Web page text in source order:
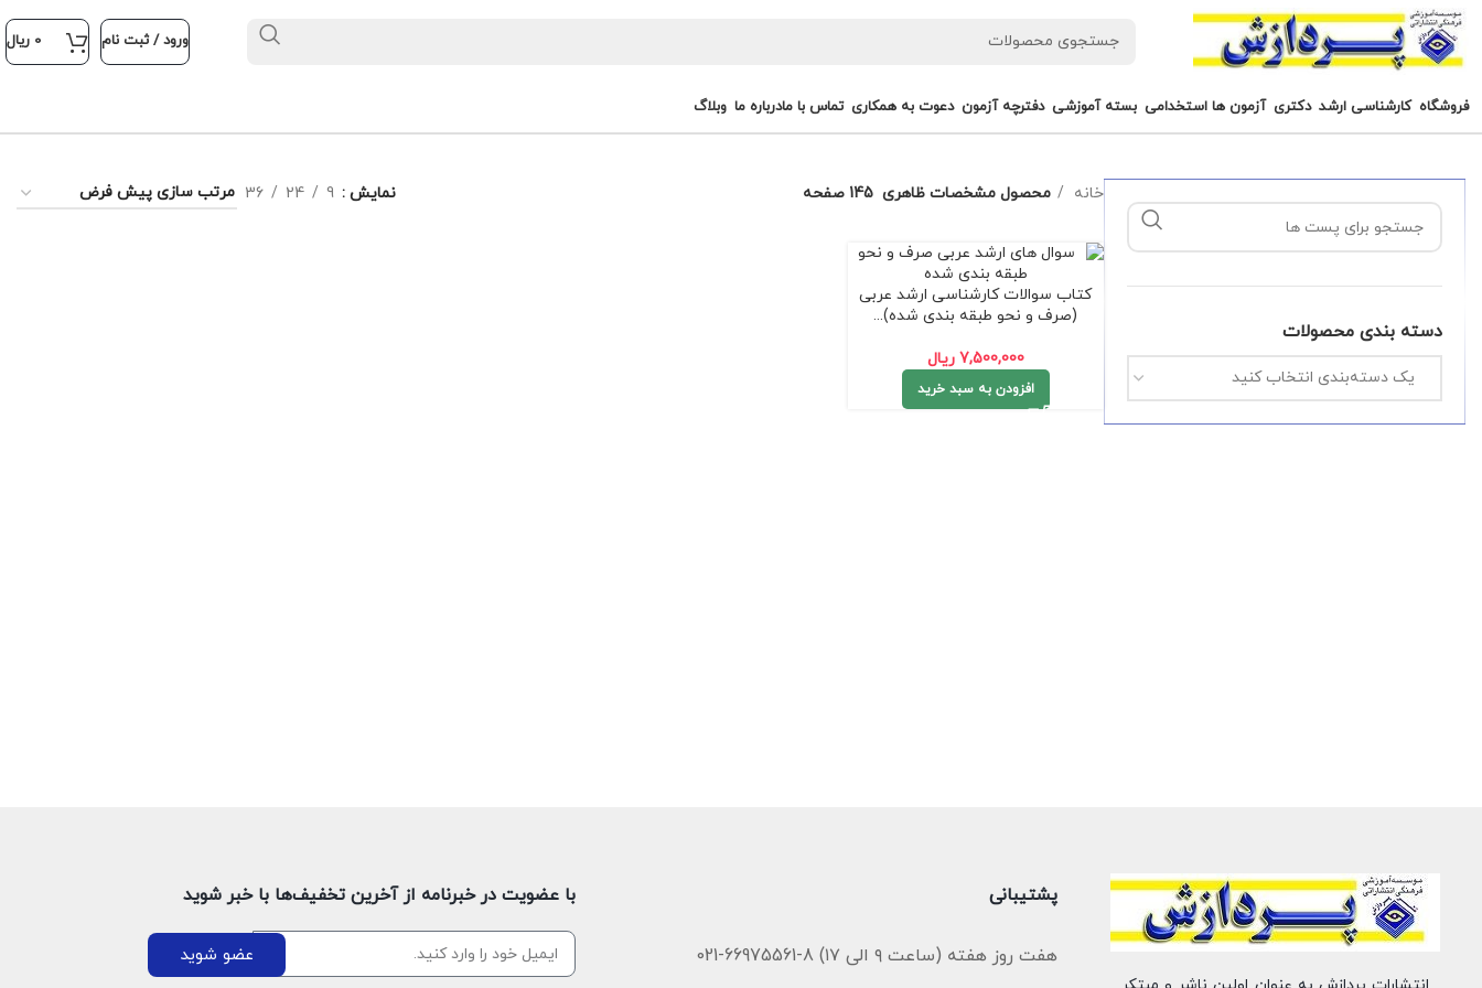
ورود / ثبت نام 0 ریال
فروشگاه کارشناسی ارشد دکتری آزمون ها استخدامی بسته آموزشی دفترچه آزمون دعوت به همکاری تماس با مادرباره ما وبلاگ
دسته بندی محصولات
یک دسته‌بندی انتخاب کنید
خانه محصول مشخصات ظاهری 145 صفحه نمایش 9
24
36
کتاب سوالات کارشناسی ارشد عربی
(صرف و نحو طبقه بندی شده)...
7,500,000 ریال
افزودن به سبد خرید
پشتیبانی
هفت روز هفته (ساعت ۹ الی ۱۷) 8-66975561-021
با عضویت در خبرنامه از آخرین تخفیف‌ها با خبر شوید
عضو شوید